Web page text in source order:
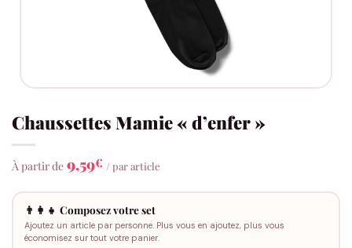
Chaussettes Mamie « d’enfer »
À partir de 9,59€ / par article
👨‍👩‍👧 Composez votre set
Ajoutez un article par personne. Plus vous en ajoutez, plus vous
économisez sur tout votre panier.